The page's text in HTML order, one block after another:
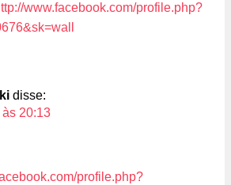
www.facebook.com/profile.php?
disse:
20:13
profile.php?